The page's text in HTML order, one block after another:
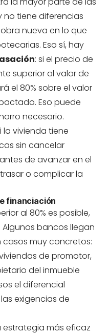
no tiene diferencias
nueva en lo que
Eso sí, hay
: si el precio de
superior al valor de
el 80% sobre el valor
Eso puede
necesario.
la vivienda tiene
sin cancelar
de avanzar en el
o complicar la
financiación
al 80% es posible,
bancos llegan
casos muy concretos:
de promotor,
del inmueble
el diferencial
exigencias de
estrategia más eficaz